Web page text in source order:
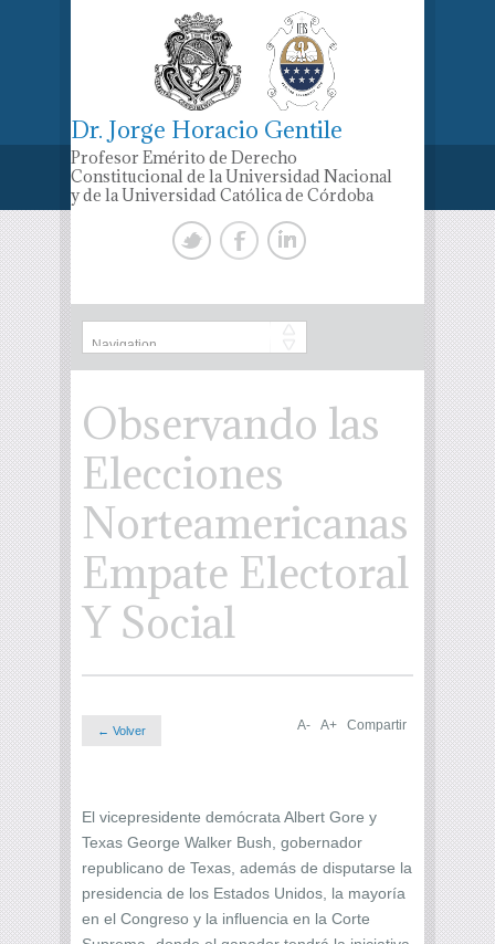
Dr. Jorge Horacio Gentile
Profesor Emérito de Derecho
Constitucional de la Universidad Nacional
y de la Universidad Católica de Córdoba
Observando las
Elecciones
Norteamericanas
Empate Electoral
Y Social
← Volver A- A+ Compartir
El vicepresidente demócrata Albert Gore y
Texas George Walker Bush, gobernador
republicano de Texas, además de disputarse la
presidencia de los Estados Unidos, la mayoría
en el Congreso y la influencia en la Corte